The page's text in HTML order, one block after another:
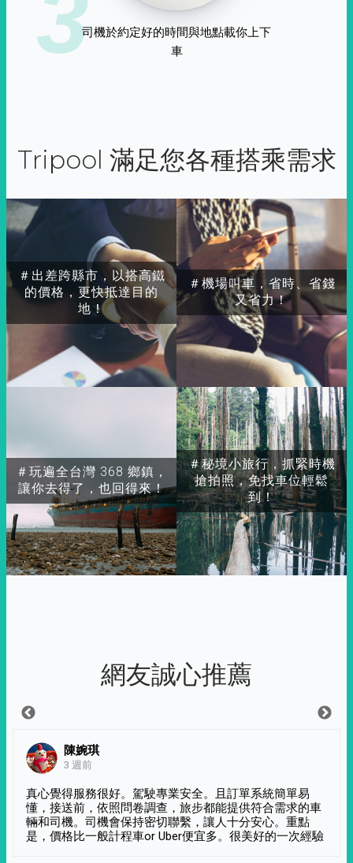
司機於約定好的時間與地點載你上下
車
Tripool 滿足您各種搭乘需求
＃出差跨縣市，以搭高鐵
的價格，更快抵達目的
地！
＃玩遍全台灣 368 鄉鎮，
讓你去得了，也回得來！
＃秘境小旅行，抓緊時機
搶拍照，免找車位輕鬆
到！
＃機場叫車，省時、省錢
又省力！
網友誠心推薦
陳婉琪
3 週前
真心覺得服務很好。駕駛專業安全。且訂單系統簡單易
懂，接送前，依照問卷調查，旅步都能提供符合需求的車
輛和司機。司機會保持密切聯繫，讓人十分安心。重點
是，價格比一般計程車or Uber便宜多。很美好的一次經驗